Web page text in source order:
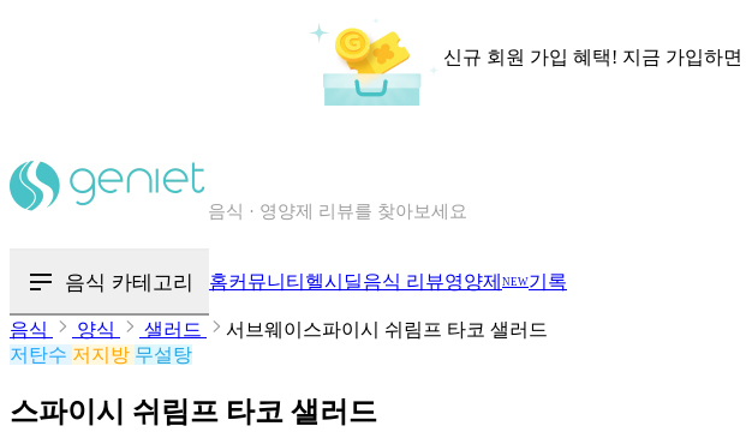
신규 회원 가입 혜택! 지금 가입하면
음식 · 영양제 리뷰를 찾아보세요
음식 카테고리 홈커뮤니티 헬시딜음식 리뷰영양제 NEW기록
음식 양식 샐러드
서브웨이스파이시 쉬림프 타코 샐러드
저탄수 저지방 무설탕
스파이시 쉬림프 타코 샐러드